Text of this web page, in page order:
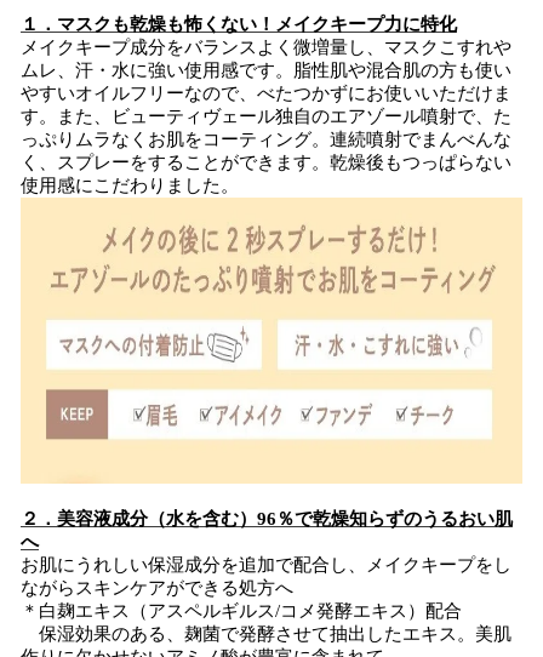
１．マスクも乾燥も怖くない！メイクキープ力に特化
メイクキープ成分をバランスよく微増量し、マスクこすれや
ムレ、汗・水に強い使用感です。脂性肌や混合肌の方も使い
やすいオイルフリーなので、べたつかずにお使いいただけま
す。また、ビューティヴェール独自のエアゾール噴射で、た
っぷりムラなくお肌をコーティング。連続噴射でまんべんな
く、スプレーをすることができます。乾燥後もつっぱらない
使用感にこだわりました。
２．美容液成分（水を含む）96％で乾燥知らずのうるおい肌
へ
お肌にうれしい保湿成分を追加で配合し、メイクキープをし
ながらスキンケアができる処方へ
＊白麹エキス（アスペルギルス/コメ発酵エキス）配合
保湿効果のある、麹菌で発酵させて抽出したエキス。美肌